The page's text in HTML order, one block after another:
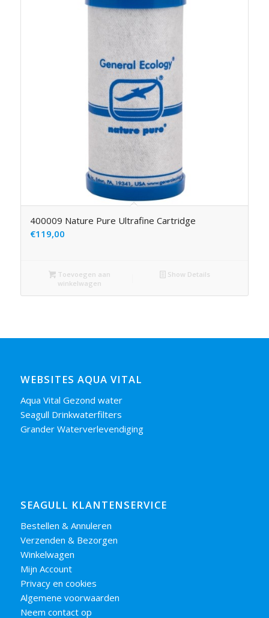
400009 Nature Pure Ultrafine Cartridge
€119,00
Toevoegen aan
winkelwagen
Show Details
WEBSITES AQUA VITAL
Aqua Vital Gezond water
Seagull Drinkwaterfilters
Grander Waterverlevendiging
SEAGULL KLANTENSERVICE
Bestellen & Annuleren
Verzenden & Bezorgen
Winkelwagen
Mijn Account
Privacy en cookies
Algemene voorwaarden
Neem contact op